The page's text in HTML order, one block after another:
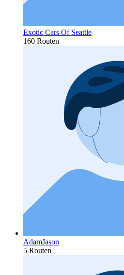
Exotic Cars Of Seattle
160 Routen
AdamJason
5 Routen